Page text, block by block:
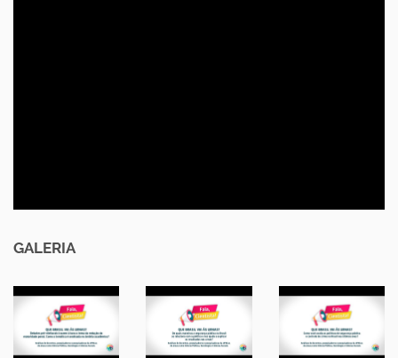
GALERIA